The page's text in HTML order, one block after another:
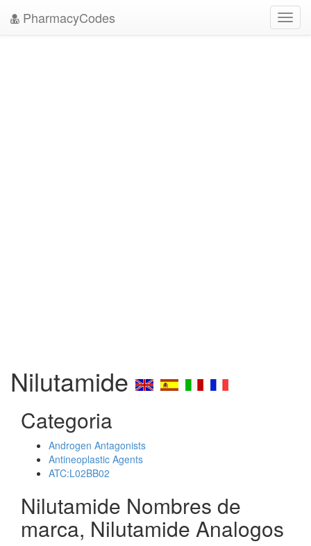
PharmacyCodes
Nilutamide
Categoria
Androgen Antagonists
Antineoplastic Agents
ATC:L02BB02
Nilutamide Nombres de
marca, Nilutamide Analogos